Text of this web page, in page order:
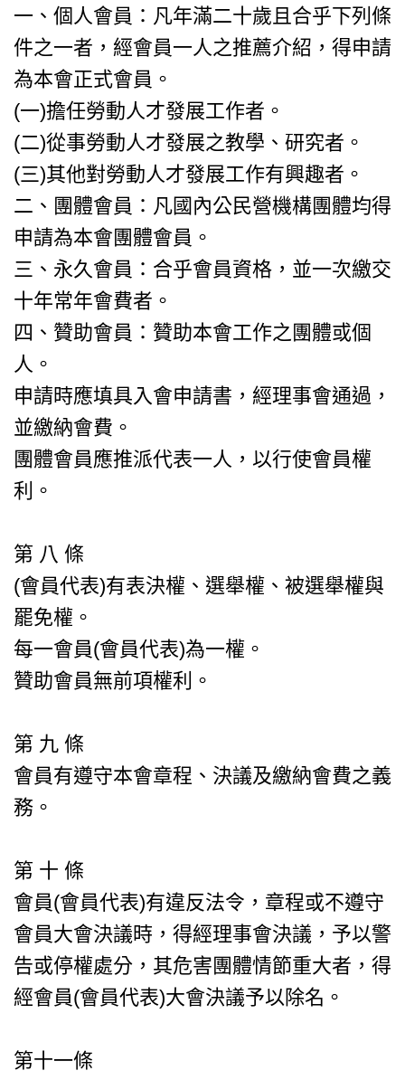
一、個人會員：凡年滿二十歲且合乎下列條
件之一者，經會員一人之推薦介紹，得申請
為本會正式會員。
(一)擔任勞動人才發展工作者。
(二)從事勞動人才發展之教學、研究者。
(三)其他對勞動人才發展工作有興趣者。
二、團體會員：凡國內公民營機構團體均得
申請為本會團體會員。
三、永久會員：合乎會員資格，並一次繳交
十年常年會費者。
四、贊助會員：贊助本會工作之團體或個
人。
申請時應填具入會申請書，經理事會通過，
並繳納會費。
團體會員應推派代表一人，以行使會員權
利。
第 八 條
(會員代表)有表決權、選舉權、被選舉權與
罷免權。
每一會員(會員代表)為一權。
贊助會員無前項權利。
第 九 條
會員有遵守本會章程、決議及繳納會費之義
務。
第 十 條
會員(會員代表)有違反法令，章程或不遵守
會員大會決議時，得經理事會決議，予以警
告或停權處分，其危害團體情節重大者，得
經會員(會員代表)大會決議予以除名。
第十一條